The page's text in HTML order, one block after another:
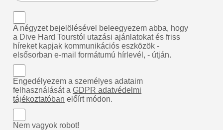
A négyzet bejelölésével beleegyezem abba, hogy
a Dive Hard Tourstól utazási ajánlatokat és friss
híreket kapjak kommunikációs eszközök -
elsősorban e-mail formátumú hírlevél, - útján.
Engedélyezem a személyes adataim
felhasználását aGDPR adatvédelmi
tájékoztatóban előírt módon.
Nem vagyok robot!